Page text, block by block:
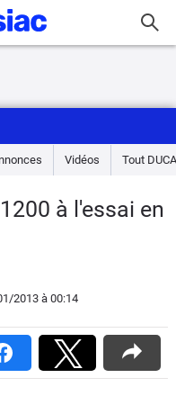
Vidéos Tout
à l'essai en
2013à 00:14